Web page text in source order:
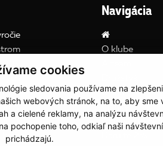
cookies
sledovania používame na
webových stránok, na to, aby sme
a cielené reklamy, na analýzu
pochopenie toho, odkiaľ naši
prichádzajú.
UK
aj
Navigácia
O klube
Galéria
Články
DENNÉ